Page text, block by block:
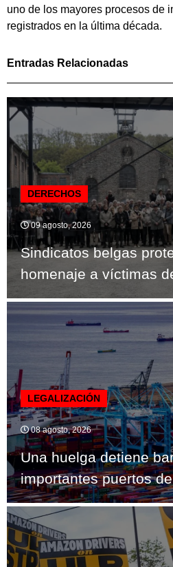
uno de los mayores procesos de
registrados en la última década.
Entradas Relacionadas
DERECHOS
09 agosto, 2026
Sindicatos belgas
homenaje a víctimas
LEGALIZACIÓN
08 agosto, 2026
Una huelga detiene
importantes puertos